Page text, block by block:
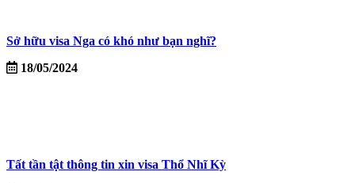
Sở hữu visa Nga có khó như bạn nghĩ?
18/05/2024
Tất tần tật thông tin xin visa Thổ Nhĩ Kỳ